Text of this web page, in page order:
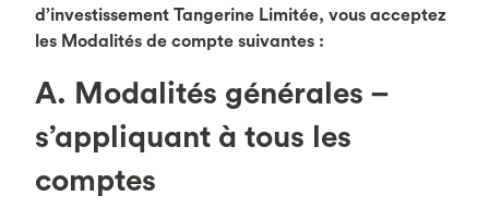
d’investissement Tangerine Limitée, vous acceptez
les Modalités de compte suivantes :
A. Modalités générales –
s’appliquant à tous les
comptes